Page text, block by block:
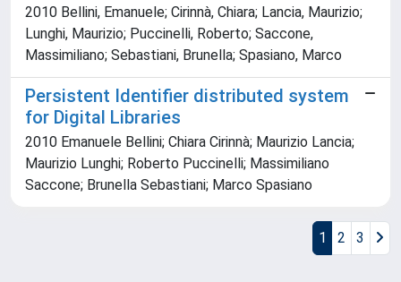
2010 Bellini, Emanuele; Cirinnà, Chiara; Lancia, Maurizio;
Lunghi, Maurizio; Puccinelli, Roberto; Saccone,
Massimiliano; Sebastiani, Brunella; Spasiano, Marco
Persistent Identifier distributed system
for Digital Libraries
2010 Emanuele Bellini; Chiara Cirinnà; Maurizio Lancia;
Maurizio Lunghi; Roberto Puccinelli; Massimiliano
Saccone; Brunella Sebastiani; Marco Spasiano
1 2 3